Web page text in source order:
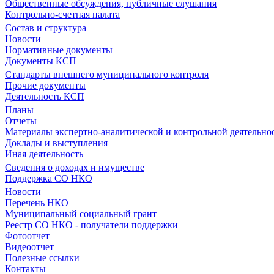
Общественные обсуждения, публичные слушания
Контрольно-счетная палата
Состав и структура
Новости
Нормативные документы
Документы КСП
Стандарты внешнего муниципального контроля
Прочие документы
Деятельность КСП
Планы
Отчеты
Материалы экспертно-аналитической и контрольной
Доклады и выступления
Иная деятельность
Сведения о доходах и имуществе
Поддержка СО НКО
Новости
Перечень НКО
Муниципальный социальный грант
Реестр СО НКО - получатели поддержки
Фотоотчет
Видеоотчет
Полезные ссылки
Контакты